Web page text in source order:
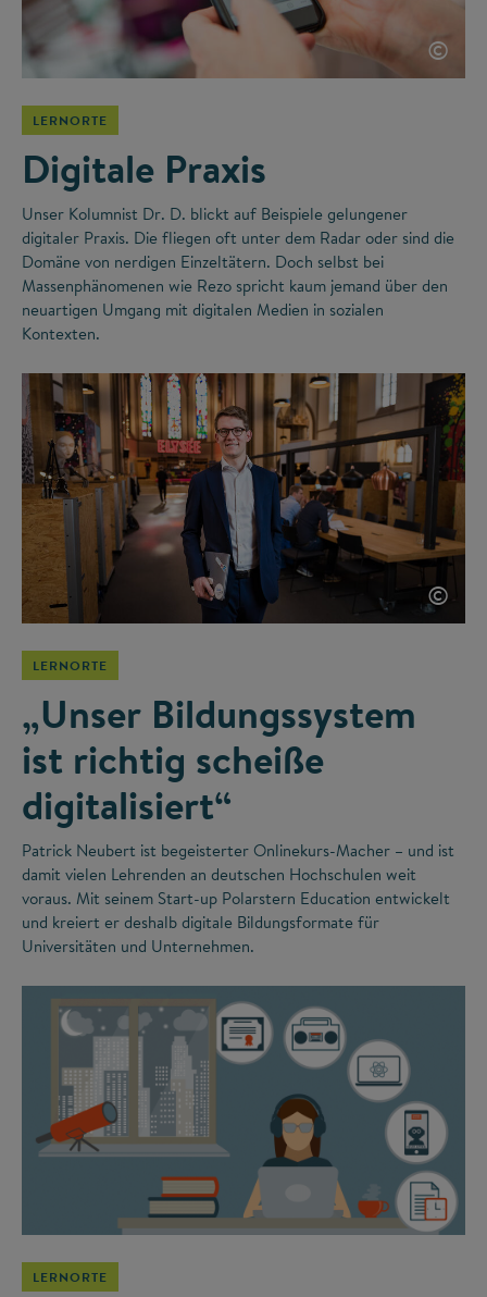
©
LERNORTE
Digitale Praxis
Unser Kolumnist Dr. D. blickt auf Beispiele gelungener
digitaler Praxis. Die fliegen oft unter dem Radar oder sind die
Domäne von nerdigen Einzeltätern. Doch selbst bei
Massenphänomenen wie Rezo spricht kaum jemand über den
neuartigen Umgang mit digitalen Medien in sozialen
Kontexten.
©
LERNORTE
„Unser Bildungssystem
ist richtig scheiße
digitalisiert“
Patrick Neubert ist begeisterter Onlinekurs-Macher – und ist
damit vielen Lehrenden an deutschen Hochschulen weit
voraus. Mit seinem Start-up Polarstern Education entwickelt
und kreiert er deshalb digitale Bildungsformate für
Universitäten und Unternehmen.
LERNORTE